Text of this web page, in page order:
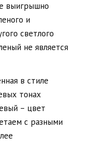
выигрышно
и
светлого
не является
в стиле
тонах
– цвет
с разными